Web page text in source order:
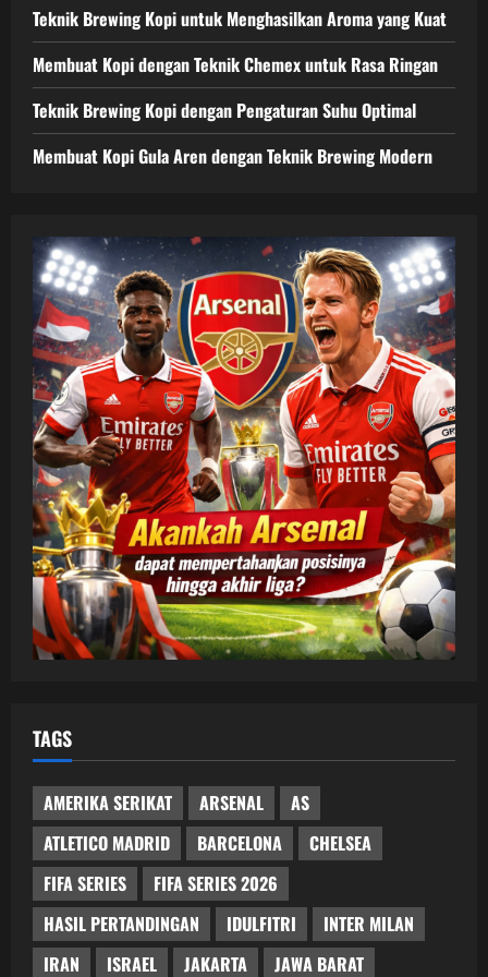
Teknik Brewing Kopi untuk Menghasilkan Aroma yang Kuat
Membuat Kopi dengan Teknik Chemex untuk Rasa Ringan
Teknik Brewing Kopi dengan Pengaturan Suhu Optimal
Membuat Kopi Gula Aren dengan Teknik Brewing Modern
TAGS
AMERIKA SERIKAT ARSENAL
AS
ATLETICO MADRID
BARCELONA
CHELSEA
FIFA SERIES
FIFA SERIES 2026
HASIL PERTANDINGAN
IDULFITRI
INTER MILAN
IRAN
ISRAEL JAKARTA JAWA BARAT